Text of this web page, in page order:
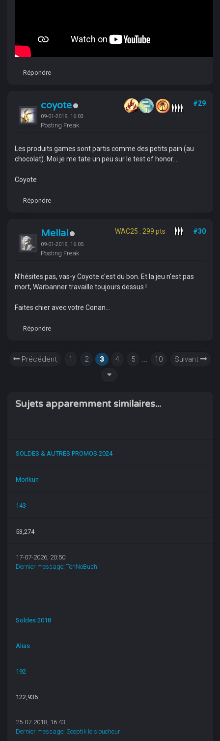
Répondre
coyote
09-01-2019, 16:03
Posting Freak
#29
Les produits games sont partis comme des petits pain (au
chocolat). Moi je me tate un peu sur le test of honor...
Coyote
Répondre
Mellal
09-01-2019, 16:05
Posting Freak
WAC25 : 299 pts #30
N'hésites pas, vas-y Coyote c'est du bon. Et la jeu n'est pas
mort, Warbanner travaille toujours dessus !
Faites chier avec votre Conan...
Répondre
Précédent 1 2 3 4 5 ... 10 Suivant
Sujets apparemment similaires...
SOLDES & AUTRES PROMOS 2024
Morikun
143
53,274
17-07-2026, 20:50
Dernier message:TenNoBushi
Soldes 2018
Alias
192
122,936
25-07-2018, 16:43
Dernier message:Sceptik le sloucheur